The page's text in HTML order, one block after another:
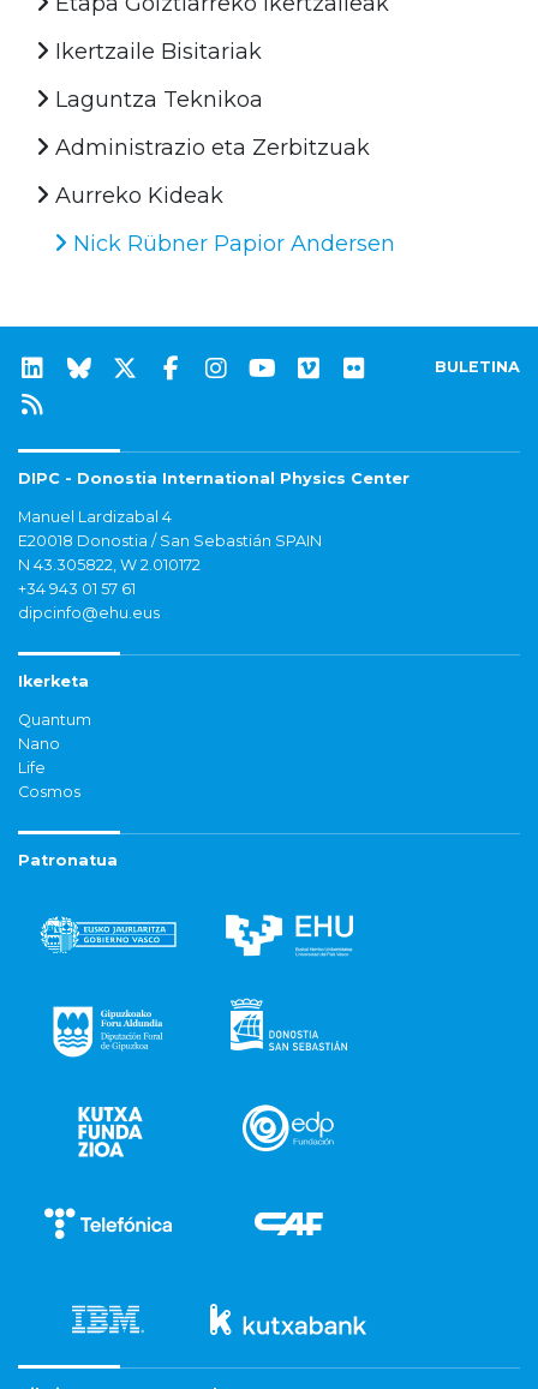
Ikertzaile Bisitariak
Laguntza Teknikoa
Administrazio eta Zerbitzuak
Aurreko Kideak
Nick Rübner Papior Andersen
BULETINA
DIPC - Donostia International Physics Center
Manuel Lardizabal 4
E20018 Donostia / San Sebastián SPAIN
N 43.305822, W 2.010172
+34 943 01 57 61
dipcinfo@ehu.eus
Ikerketa
Quantum
Nano
Life
Cosmos
Patronatua